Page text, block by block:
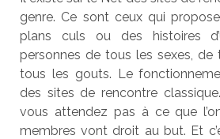
genre. Ce sont ceux qui
plans culs ou des histoires
personnes de tous les sexes,
tous les gouts. Le
des sites de rencontre
vous attendez pas à ce que
membres vont droit au but. Et